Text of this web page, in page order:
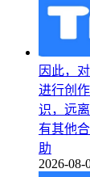
因此，
进行创
识，远
有其他
助
2026-08-